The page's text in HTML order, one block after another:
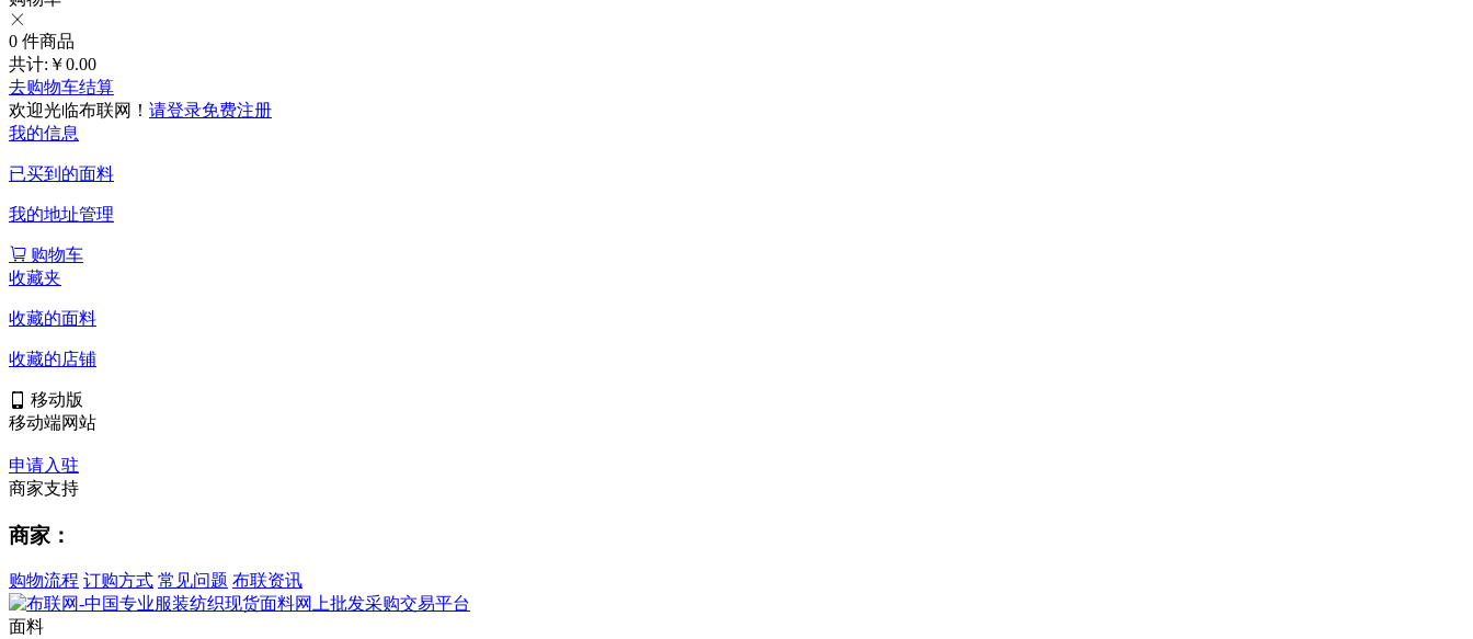
0 件商品
共计: ￥0.00
去购物车结算
欢迎光临布联网！ 请登录免费注册
我的信息
已买到的面料
我的地址管理
购物车
收藏夹
收藏的面料
收藏的店铺
移动版
移动端网站
申请入驻
商家支持
商家：
购物流程 订购方式 常见问题 布联资讯
面料